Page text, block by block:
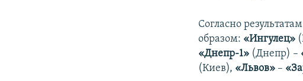
Согласно
образом: «Ингулец»
«Днепр-1» (Днепр) –
(Киев), «Львов» –